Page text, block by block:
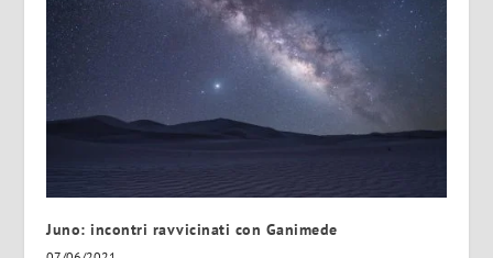
Juno: incontri ravvicinati con Ganimede